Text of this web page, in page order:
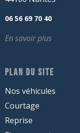
06 56 69 70 40
En savoir plus
PLAN DU SITE
Nos véhicules
Courtage
Reprise